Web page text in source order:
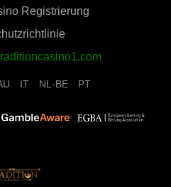
Registrierung
IT NL-BE PT